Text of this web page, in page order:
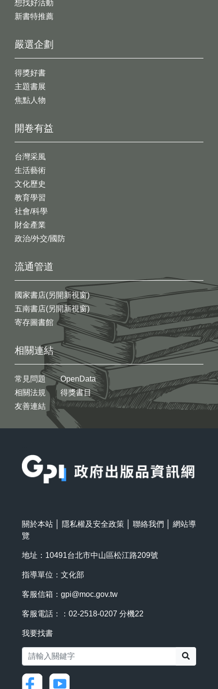
想找好活動
新書特推薦
開卷有益
台灣采風
生活藝術
文化歷史
教育學習
社會/科學
財金產業
政治/外交/國防
嚴選企劃
得獎好書
主題書展
焦點人物
流通管道
國家書店(另開新視窗)
五南書店(另開新視窗)
寄存圖書館
相關連結
常見問題
相關法規
友善連結
OpenData
得獎書目
關於本站 隱私權及安全政策 聯絡我們
網站導
覽
地址：10491台北市中山區松江路209號
指導單位：文化部
客服信箱： gpi@moc.gov.tw
客服電話：：02-2518-0207 分機22
我要找書